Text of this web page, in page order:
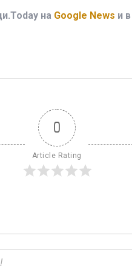
на Google News и в
0
Article Rating